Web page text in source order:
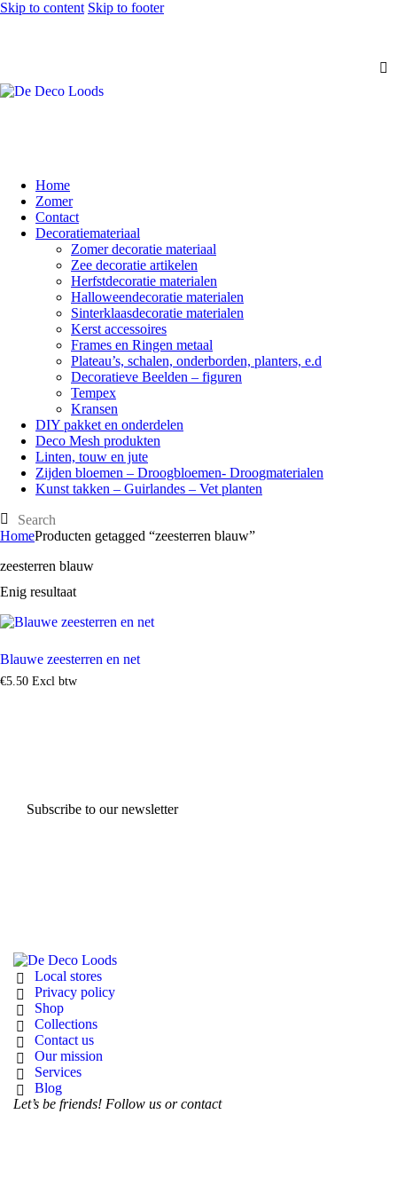
Skip to content Skip to footer
Home
Zomer
Contact
Decoratiemateriaal
Zomer decoratie materiaal
Zee decoratie artikelen
Herfstdecoratie materialen
Halloweendecoratie materialen
Sinterklaasdecoratie materialen
Kerst accessoires
Frames en Ringen metaal
Plateau’s, schalen, onderborden, planters, e.d
Decoratieve Beelden – figuren
Tempex
Kransen
DIY pakket en onderdelen
Deco Mesh produkten
Linten, touw en jute
Zijden bloemen – Droogbloemen- Droogmaterialen
Kunst takken – Guirlandes – Vet planten
HomeProducten getagged “zeesterren blauw”
zeesterren blauw
Enig resultaat
Blauwe zeesterren en net
€5.50 Excl btw
Subscribe to our newsletter
Local stores
Privacy policy
Shop
Collections
Contact us
Our mission
Services
Blog
Let’s be friends! Follow us or contact